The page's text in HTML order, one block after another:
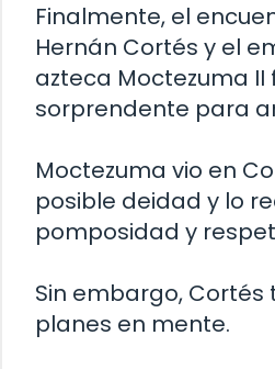
Finalmente, el
Hernán Cortés y el
azteca Moctezuma II
sorprendente para
Moctezuma vio en
posible deidad y lo
pomposidad y
Sin embargo, Cortés
planes en mente.